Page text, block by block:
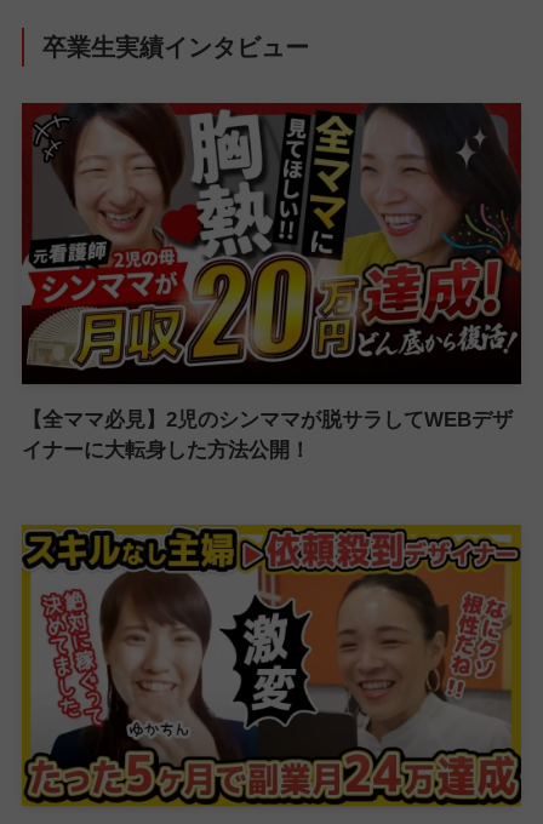
卒業生実績インタビュー
【全ママ必見】2児のシンママが脱サラしてWEBデザ
イナーに大転身した方法公開！